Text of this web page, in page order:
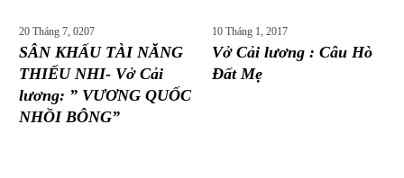
20 Tháng 7, 0207
SÂN KHẤU TÀI NĂNG
THIẾU NHI- Vở Cải
lương: ” VƯƠNG QUỐC
NHỒI BÔNG”
10 Tháng 1, 2017
Vở Cải lương : Câu Hò
Đất Mẹ